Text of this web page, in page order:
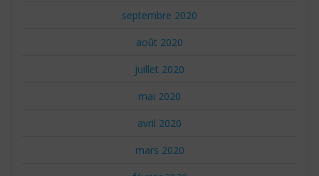
septembre 2020
août 2020
juillet 2020
mai 2020
avril 2020
mars 2020